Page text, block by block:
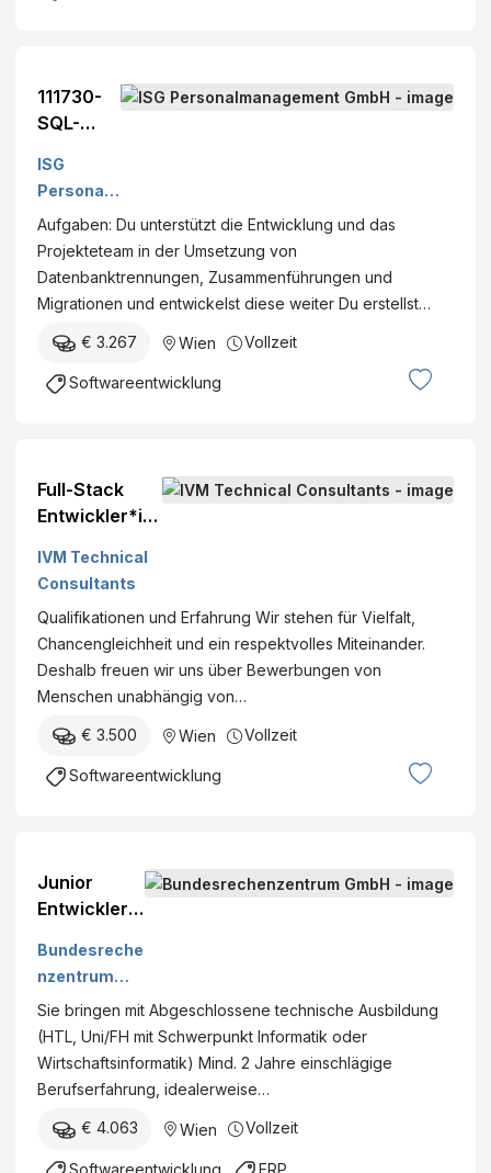
111730-
SQL-
r (m/w/d)
ISG
Personal
managem
ent GmbH
Aufgaben: Du unterstützt die Entwicklung und das
Projekteteam in der Umsetzung von
Datenbanktrennungen, Zusammenführungen und
Migrationen und entwickelst diese weiter Du erstellst…
€ 3.267 Wien Vollzeit
Softwareentwicklung
Full-Stack
Entwickler*in
(m/w/d) ab
€Südliches
Wien Vollzeit
IVM Technical
Consultants
Qualifikationen und Erfahrung Wir stehen für Vielfalt,
Chancengleichheit und ein respektvolles Miteinander.
Deshalb freuen wir uns über Bewerbungen von
Menschen unabhängig von…
€ 3.500 Wien Vollzeit
Softwareentwicklung
Junior
Entwickler:i
SAP HCM
Bundesreche
nzentrum
GmbH
Sie bringen mit Abgeschlossene technische Ausbildung
(HTL, Uni/FH mit Schwerpunkt Informatik oder
Wirtschaftsinformatik) Mind. 2 Jahre einschlägige
Berufserfahrung, idealerweise…
€ 4.063 Wien Vollzeit
Softwareentwicklung ERP